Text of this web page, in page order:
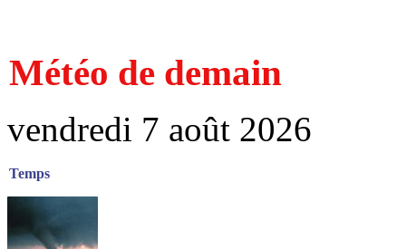
Météo de demain
vendredi 7 août 2026
Temps